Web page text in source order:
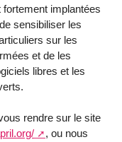
fortement implantées
sensibiliser les
sur les
et de les
libres et les
rendre sur le site
, ou nous